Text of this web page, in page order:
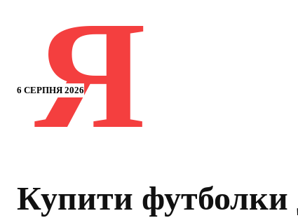
6 СЕРПНЯ 2026
Я
Купити футболки